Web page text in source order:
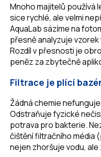
Mnoho majitelů používá
sice rychlé, ale velmi
AquaLab sázíme na
přesně analyzuje vzorek
Rozdíl v přesnosti je
peněz za zbytečně
Filtrace je plící
Žádná chemie
Odstraňuje fyzické
potrava pro bakterie.
čištění filtračního média
nejen zhoršuje vodu,